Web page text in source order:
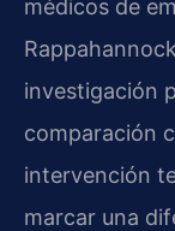
médicos de
investigación
comparación
intervención
marcar una